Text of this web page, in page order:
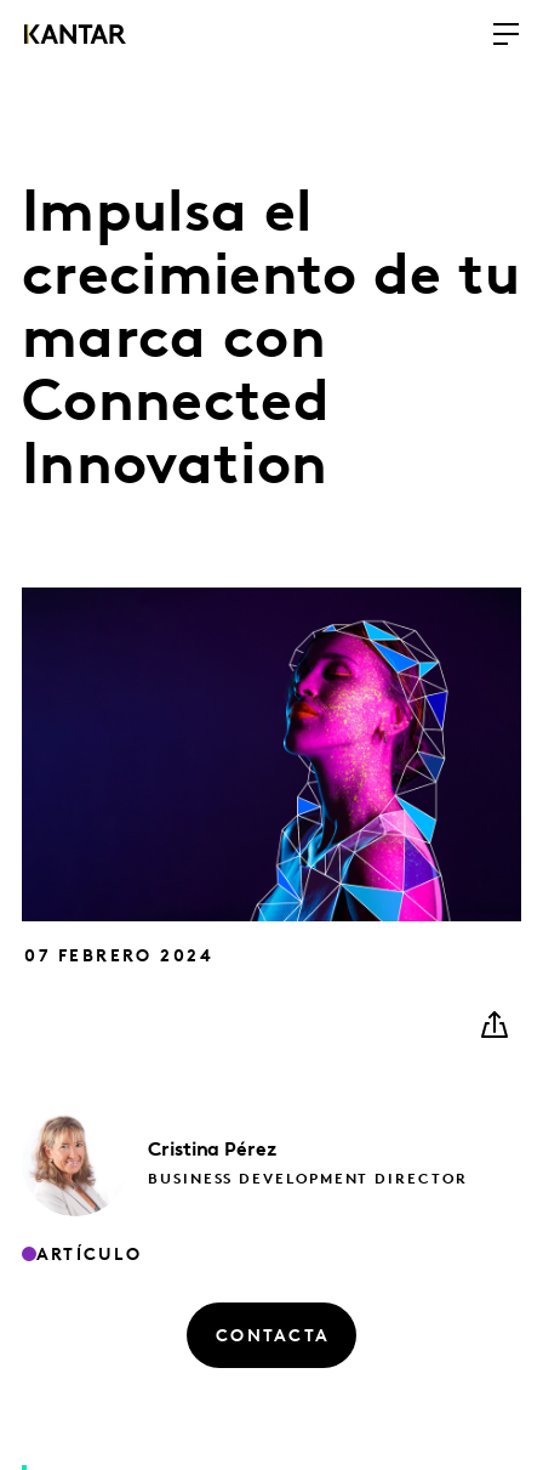
Impulsa el
crecimiento de tu
marca con
Connected
Innovation
07 FEBRERO 2024
Cristina Pérez
BUSINESS DEVELOPMENT DIRECTOR
ARTÍCULO
CONTACTA